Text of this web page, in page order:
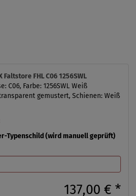
Faltstore FHL C06 1256SWL
C06, Farbe: 1256SWL Weiß
gemustert, Schienen: Weiß
Typenschild (wird manuell geprüft)
137,00 € *